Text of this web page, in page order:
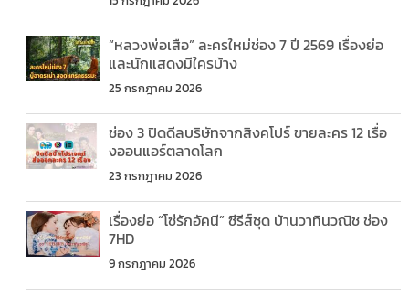
“หลวงพ่อเสือ” ละครใหม่ช่อง 7 ปี 2569 เรื่องย่อ
และนักแสดงมีใครบ้าง
25 กรกฎาคม 2026
ช่อง 3 ปิดดีลบริษัทจากสิงคโปร์ ขายละคร 12 เรื่อ
งออนแอร์ตลาดโลก
23 กรกฎาคม 2026
เรื่องย่อ “โซ่รักอัคนี” ซีรีส์ชุด บ้านวาทินวณิช ช่อง
7HD
9 กรกฎาคม 2026